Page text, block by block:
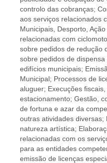
controlo das cobranças;
aos serviços relacionados
Municipais, Desporto,
relacionadas com
sobre pedidos de redução
sobre pedidos de
edifícios municipais;
Municipal; Processos de
aluguer; Execuções
estacionamento; Gestão,
de fortuna e azar da
outras atividades
natureza artística;
relacionadas com os
para as entidades
emissão de licenças